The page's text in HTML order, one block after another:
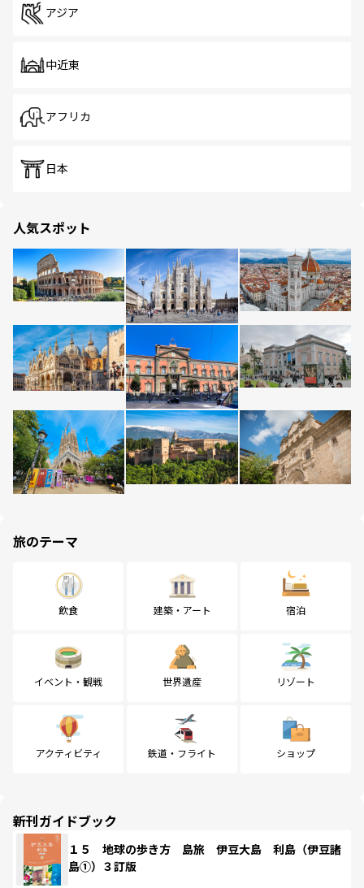
アジア
中近東
アフリカ
日本
人気スポット
旅のテーマ
飲食 建築・アート 宿泊
イベント・観戦 世界遺産 リゾート
アクティビティ 鉄道・フライト ショップ
新刊ガイドブック
１５ 地球の歩き方 島旅 伊豆大島 利島（伊豆諸
島①）３訂版